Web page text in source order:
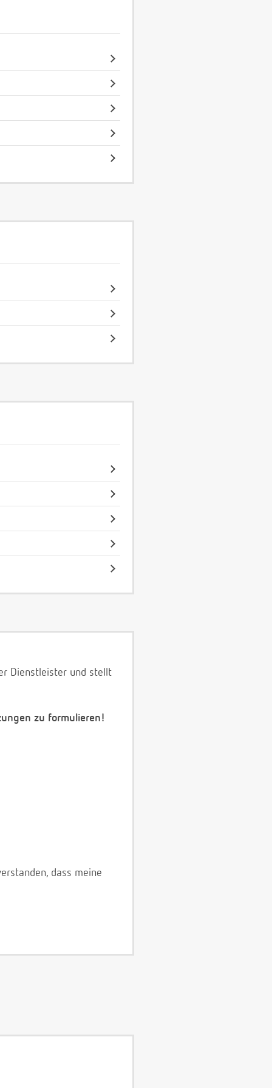
Dienstleister und stellt
zu formulieren!
dass meine